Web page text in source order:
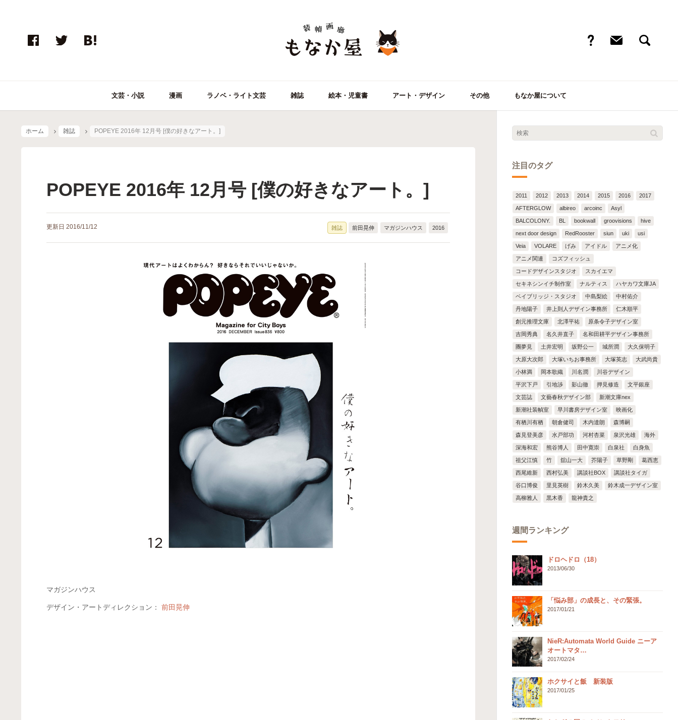
文芸・小説 漫画 ラノベ・ライト文芸 雑誌 絵本・児童書 アート・デザイン その他 もなか屋について
ホーム 雑誌 POPEYE 2016年 12月号 [僕の好きなアート。]
POPEYE 2016年 12月号 [僕の好きなアート。]
更新日 2016/11/12 2016
マガジンハウス
前田晃伸
雑誌
マガジンハウス
デザイン・アートディレクション： 前田晃伸
注目のタグ
2011 2012 2013 2014 2015 2016 2017
AFTERGLOW albireo arcoinc Asyl
BALCOLONY. BL bookwall groovisions hive
next door design RedRooster siun uki usi
Veia VOLARE げみ アイドル アニメ化
アニメ関連 コズフィッシュ
コードデザインスタジオ スカイエマ
セキネシンイチ制作室 ナルティス ハヤカワ文庫JA
ベイブリッジ・スタジオ 中島梨絵 中村佑介
丹地陽子 井上則人デザイン事務所 仁木順平
創元推理文庫 北澤平祐 原条令子デザイン室
吉岡秀典 名久井直子 名和田耕平デザイン事務所
團夢見 土井宏明 坂野公一 城所潤 大久保明子
大原大次郎 大塚いちお事務所 大塚英志 大武尚貴
小林満 岡本歌織 川名潤 川谷デザイン
平沢下戸 引地渉 影山徹 押見修造 文平銀座
文芸誌 文藝春秋デザイン部 新潮文庫nex
新潮社装幀室 早川書房デザイン室 映画化
有栖川有栖 朝倉健司 木内達朗 森博嗣
森見登美彦 水戸部功 河村杏菜 泉沢光雄 海外
深海和宏 熊谷博人 田中寛崇 白泉社 白身魚
祖父江慎 竹 舘山一大 芥陽子 草野剛 葛西恵
西尾維新 西村弘美 講談社BOX 講談社タイガ
谷口博俊 里見英樹 鈴木久美 鈴木成一デザイン室
高柳雅人 黒木香 龍神貴之
週間ランキング
ドロヘドロ（18）
2013/06/30
「悩み部」の成長と、その緊張。
2017/01/21
NieR:Automata World Guide ニーア
オートマタ…
2017/02/24
ホクサイと飯 新装版
2017/01/25